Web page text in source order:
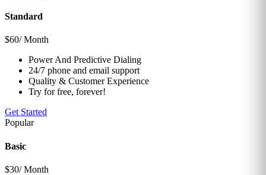
Standard
$60/ Month
Power And Predictive Dialing
24/7 phone and email support
Quality & Customer Experience
Try for free, forever!
Get Started
Popular
Basic
$30/ Month